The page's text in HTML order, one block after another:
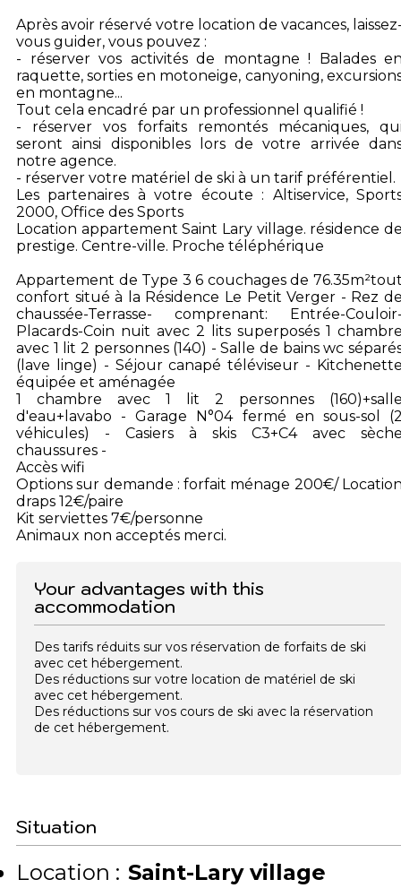
Après avoir réservé votre location de vacances,
vous guider, vous pouvez :
- réserver vos activités de montagne ! Balades
raquette, sorties en motoneige, canyoning,
en montagne...
Tout cela encadré par un professionnel qualifié !
- réserver vos forfaits remontés mécaniques,
seront ainsi disponibles lors de votre arrivée
notre agence.
- réserver votre matériel de ski à un tarif préférentiel.
Les partenaires à votre écoute : Altiservice,
2000, Office des Sports
Location appartement Saint Lary village. résidence
prestige. Centre-ville. Proche téléphérique
Appartement de Type 3 6 couchages de
confort situé à la Résidence Le Petit Verger - Rez
chaussée-Terrasse- comprenant: Entrée-
Placards-Coin nuit avec 2 lits superposés 1
avec 1 lit 2 personnes (140) - Salle de bains wc
(lave linge) - Séjour canapé téléviseur -
équipée et aménagée
1 chambre avec 1 lit 2 personnes
d'eau+lavabo - Garage N°04 fermé en sous-sol
véhicules) - Casiers à skis C3+C4 avec
chaussures -
Accès wifi
Options sur demande : forfait ménage 200€/
draps 12€/paire
Kit serviettes 7€/personne
Animaux non acceptés merci.
Your advantages with this
accommodation
Des tarifs réduits sur vos réservation de forfaits de ski
avec cet hébergement.
Des réductions sur votre location de matériel de ski
avec cet hébergement.
Des réductions sur vos cours de ski avec la réservation
de cet hébergement.
Situation
Location : Saint-Lary village